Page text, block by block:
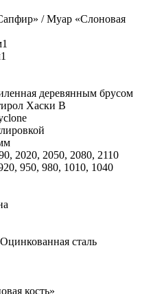
/ Муар «Слоновая
1
1
деревянным брусом
Хаски В
2020, 2050, 2080, 2110
950, 980, 1010, 1040
Оцинкованная сталь
кость»